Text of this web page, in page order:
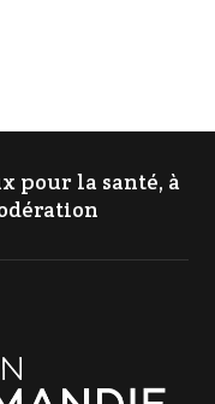
pour la santé, à